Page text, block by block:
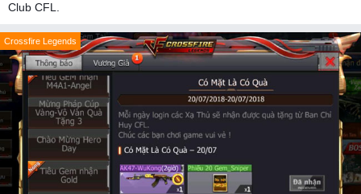
Club CFL.
Crossfire Legends